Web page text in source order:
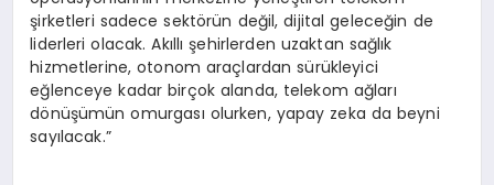
şirketleri sadece sektörün değil, dijital geleceğin de
liderleri olacak. Akıllı şehirlerden uzaktan sağlık
hizmetlerine, otonom araçlardan sürükleyici
eğlenceye kadar birçok alanda, telekom ağları
dönüşümün omurgası olurken, yapay zeka da beyni
sayılacak.”